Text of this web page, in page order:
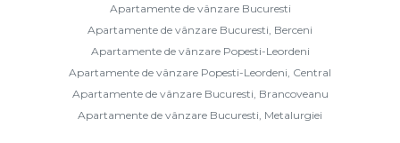
Apartamente de vânzare Bucuresti
Apartamente de vânzare Bucuresti, Berceni
Apartamente de vânzare Popesti-Leordeni
Apartamente de vânzare Popesti-Leordeni, Central
Apartamente de vânzare Bucuresti, Brancoveanu
Apartamente de vânzare Bucuresti, Metalurgiei